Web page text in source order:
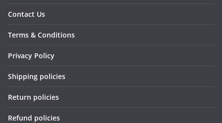
Contact Us
Terms & Conditions
Privacy Policy
Shipping policies
Return policies
Refund policies